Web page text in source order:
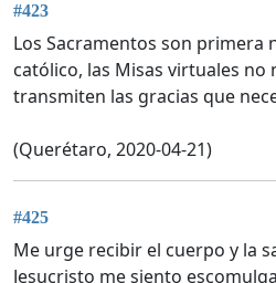
#423
Los Sacramentos son primera
católico, las Misas virtuales no
transmiten las gracias que
(Querétaro, 2020-04-21)
#425
Me urge recibir el cuerpo y la
Jesucristo me siento